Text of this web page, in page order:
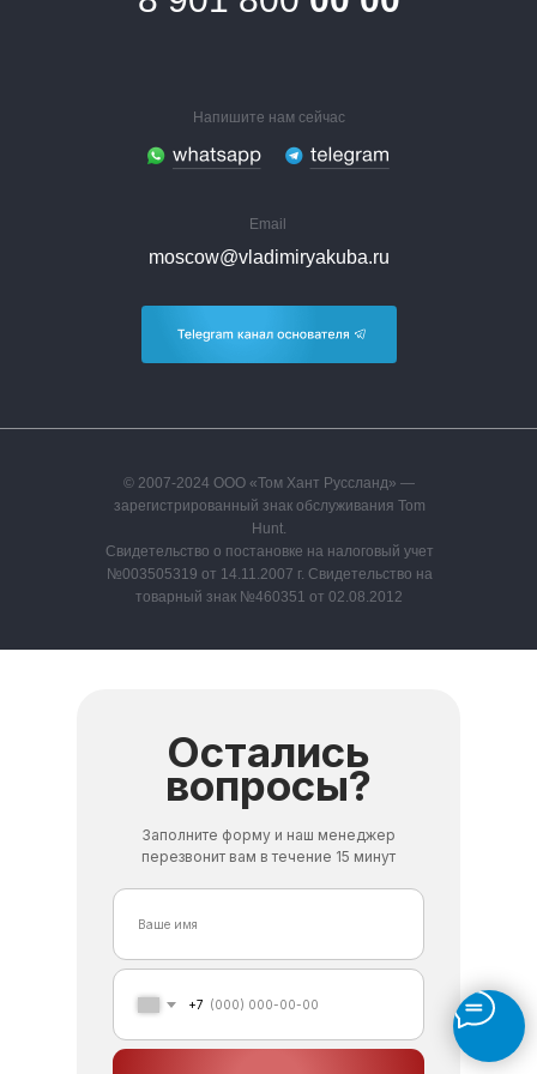
Email
Напишите нам сейчас
moscow@vladimiryakuba.ru
© 2007-2024 ООО «Том Хант Руссланд» —
зарегистрированный знак обслуживания Tom
Hunt.
Свидетельство о постановке на налоговый учет
№003505319 от 14.11.2007 г. Свидетельство на
товарный знак №460351 от 02.08.2012
Остались
вопросы?
Заполните форму и наш менеджер
перезвонит вам в течение 15 минут
+7